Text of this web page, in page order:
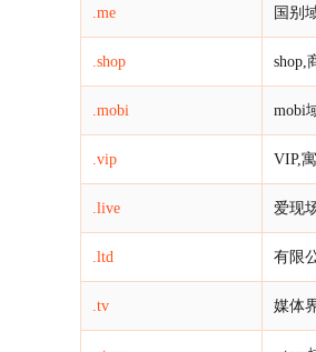
.me 国别
.shop shop,
.mobi mobi
.vip VIP,
.live 爱现
.ltd 有限
.tv 媒体